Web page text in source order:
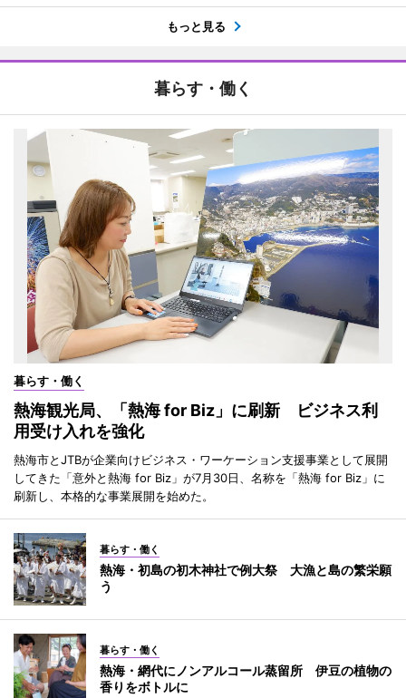
もっと見る
暮らす・働く
暮らす・働く
熱海観光局、「熱海 for Biz」に刷新 ビジネス利
用受け入れを強化
熱海市とJTBが企業向けビジネス・ワーケーション支援事業として展開
してきた「意外と熱海 for Biz」が7月30日、名称を「熱海 for Biz」に
刷新し、本格的な事業展開を始めた。
暮らす・働く
熱海・初島の初木神社で例大祭 大漁と島の繁栄願
う
暮らす・働く
熱海・網代にノンアルコール蒸留所 伊豆の植物の
香りをボトルに